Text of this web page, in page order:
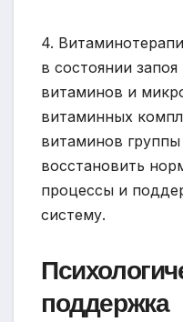
4.
в состоянии
витаминов и
витаминных
витаминов
восстановить
процессы и
систему.
поддержка